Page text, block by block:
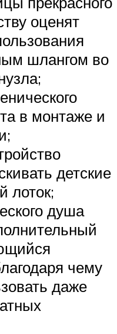
оценят
шлангом во
в монтаже и
детские
лоток;
душа
чему
даже